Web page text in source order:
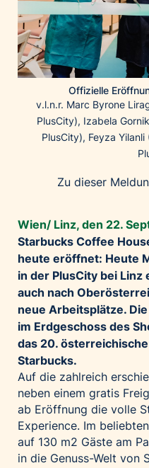
Marble House
Mediaplus
Microsoft
Mondelēz Österreich
Muse Electronics
Neuroth
öbv – Österreichischer
REXEL Austria
Starbucks
Superbrands Austria
Tante Fanny
Vollpension
win2day
Wolt
woom bikes
Kontakt
Offizielle
v.l.n.r. Marc Byrone
PlusCity), Izabela
PlusCity), Feyza
Zu dieser
Wien/ Linz, den 22.
Starbucks Coffee
heute eröffnet: Heute
in der PlusCity bei Linz
auch nach
neue Arbeitsplätze.
im Erdgeschoss des
das 20.
Starbucks.
Auf die zahlreich
neben einem gratis
ab Eröffnung die volle
Experience. Im
auf 130 m2 Gäste am
in die Genuss-Welt von